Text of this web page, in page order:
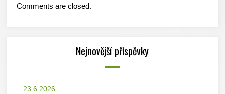
Comments are closed.
Nejnovější příspěvky
23.6.2026